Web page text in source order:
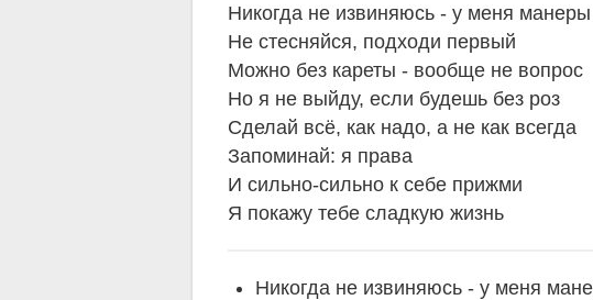
Никогда не извиняюсь - у меня
Не стесняйся, подходи первый
Можно без кареты - вообще не вопрос
Но я не выйду, если будешь без роз
Сделай всё, как надо, а не как всегда
Запоминай: я права
И сильно-сильно к себе прижми
Я покажу тебе сладкую жизнь
Никогда не извиняюсь - у меня